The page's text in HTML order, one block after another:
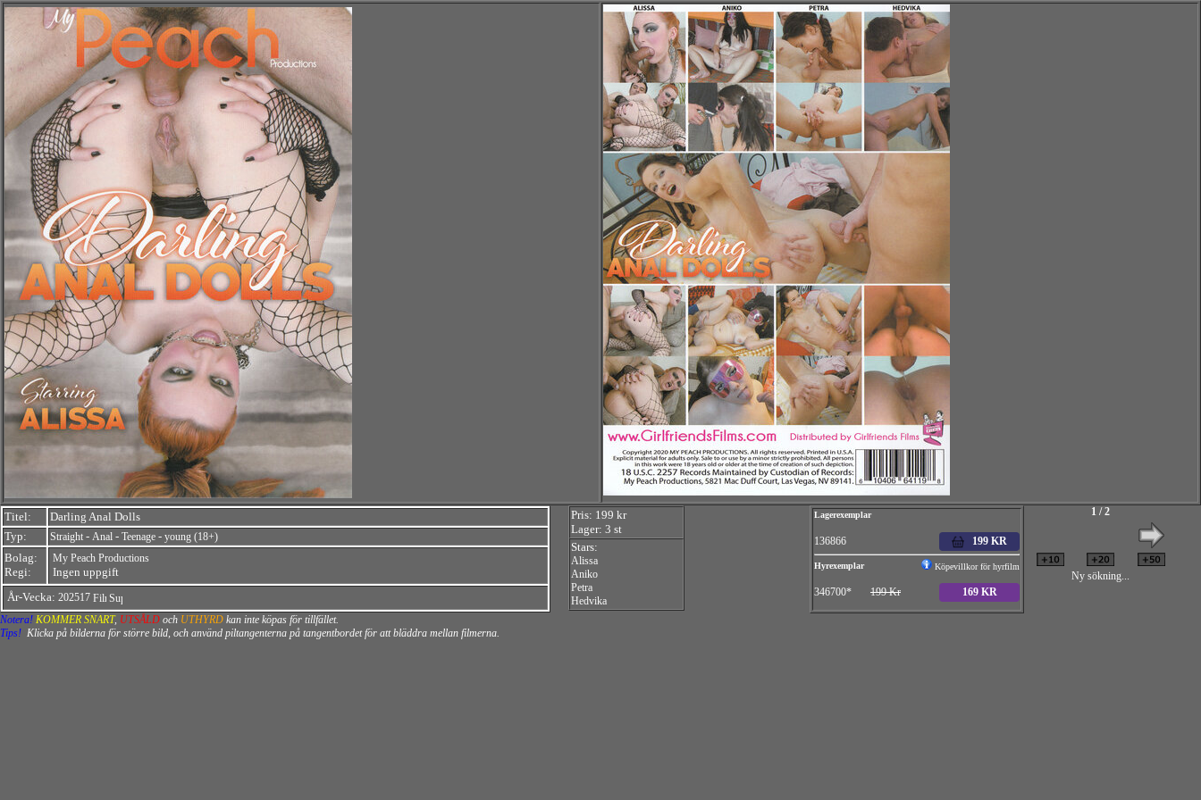
Titel:
Darling Anal Dolls
Typ:
Straight - Anal - Teenage - young (18+)
Bolag:
Regi:
My Peach Productions
Ingen uppgift
År-Vecka: 202517
Pris: 199 kr
Lager: 3 st
Stars:
Alissa
Aniko
Petra
Hedvika
Lagerexemplar
136866 199 KR
Hyrexemplar Köpevillkor för hyrfilm
346700* 199 Kr 169 KR
1 / 2
Ny sökning...
Notera! KOMMER SNART, UTSÅLD och UTHYRD kan inte köpas för tillfället.
Tips! Klicka på bilderna för större bild, och använd piltangenterna på tangentbordet för att bläddra mellan filmerna.